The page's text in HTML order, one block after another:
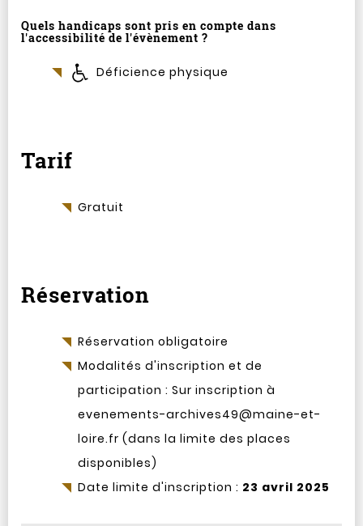
Quels handicaps sont pris en compte dans
l'accessibilité de l'évènement ?
Déficience physique
Tarif
Gratuit
Réservation
Réservation obligatoire
Modalités d'inscription et de
participation : Sur inscription à
evenements-archives49@maine-et-
loire.fr (dans la limite des places
disponibles)
Date limite d'inscription : 23 avril 2025